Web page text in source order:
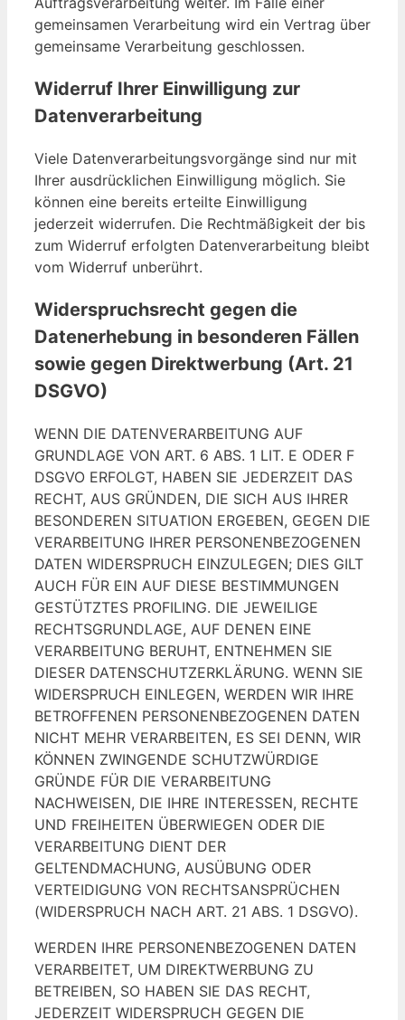
gemeinsamen Verarbeitung wird ein Vertrag über
gemeinsame Verarbeitung geschlossen.
Widerruf Ihrer Einwilligung zur
Datenverarbeitung
Viele Datenverarbeitungsvorgänge sind nur mit
Ihrer ausdrücklichen Einwilligung möglich. Sie
können eine bereits erteilte Einwilligung
jederzeit widerrufen. Die Rechtmäßigkeit der bis
zum Widerruf erfolgten Datenverarbeitung bleibt
vom Widerruf unberührt.
Widerspruchsrecht gegen die
Datenerhebung in besonderen Fällen
sowie gegen Direktwerbung (Art. 21
DSGVO)
WENN DIE DATENVERARBEITUNG AUF
GRUNDLAGE VON ART. 6 ABS. 1 LIT. E ODER F
DSGVO ERFOLGT, HABEN SIE JEDERZEIT DAS
RECHT, AUS GRÜNDEN, DIE SICH AUS IHRER
BESONDEREN SITUATION ERGEBEN, GEGEN DIE
VERARBEITUNG IHRER PERSONENBEZOGENEN
DATEN WIDERSPRUCH EINZULEGEN; DIES GILT
AUCH FÜR EIN AUF DIESE BESTIMMUNGEN
GESTÜTZTES PROFILING. DIE JEWEILIGE
RECHTSGRUNDLAGE, AUF DENEN EINE
VERARBEITUNG BERUHT, ENTNEHMEN SIE
DIESER DATENSCHUTZERKLÄRUNG. WENN SIE
WIDERSPRUCH EINLEGEN, WERDEN WIR IHRE
BETROFFENEN PERSONENBEZOGENEN DATEN
NICHT MEHR VERARBEITEN, ES SEI DENN, WIR
KÖNNEN ZWINGENDE SCHUTZWÜRDIGE
GRÜNDE FÜR DIE VERARBEITUNG
NACHWEISEN, DIE IHRE INTERESSEN, RECHTE
UND FREIHEITEN ÜBERWIEGEN ODER DIE
VERARBEITUNG DIENT DER
GELTENDMACHUNG, AUSÜBUNG ODER
VERTEIDIGUNG VON RECHTSANSPRÜCHEN
(WIDERSPRUCH NACH ART. 21 ABS. 1 DSGVO).
WERDEN IHRE PERSONENBEZOGENEN DATEN
VERARBEITET, UM DIREKTWERBUNG ZU
BETREIBEN, SO HABEN SIE DAS RECHT,
JEDERZEIT WIDERSPRUCH GEGEN DIE